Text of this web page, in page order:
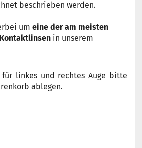
beschrieben werden.
um eine der am meisten
in unserem
für linkes und rechtes Auge bitte
ablegen.